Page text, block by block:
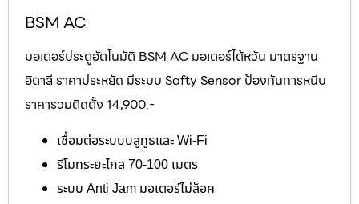
BSM AC
มอเตอร์ประตูอัตโนมัติ BSM AC มอเตอร์ไต้หวัน มาตรฐาน
อิตาลี ราคาประหยัด มีระบบ Safty Sensor ป้องกันการหนีบ
ราคารวมติดตั้ง 14,900.-
เชื่อมต่อระบบบลูทูธและ Wi-Fi
รีโมทระยะไกล 70-100 เมตร
ระบบ Anti Jam มอเตอร์ไม่ล็อค